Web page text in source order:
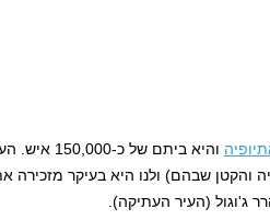
והיא ביתם של
של אתיופיה והקטן שבהם) ולנו היא בעיקר
ג'וגול (העיר העתיקה).